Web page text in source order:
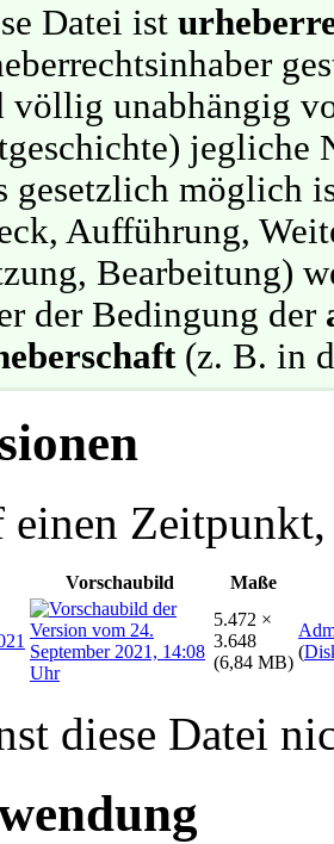
Datei ist
völlig unabhängig
jegliche
gesetzlich möglich
Aufführung,
Bearbeitung)
der Bedingung der
(z. B. in
Zeitpunkt,
Vorschaubild Maße
5.472 ×
3.648
(6,84 MB)
(
diese Datei